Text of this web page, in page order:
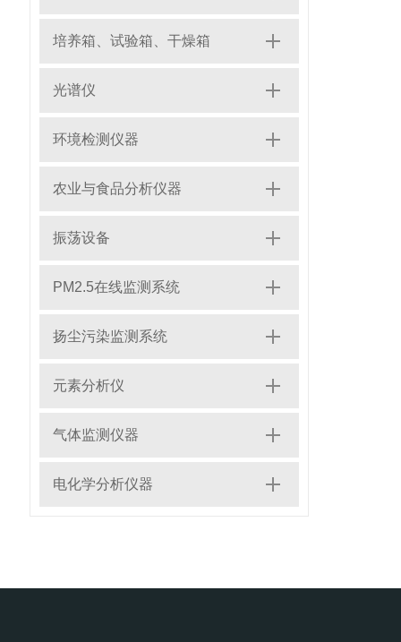
培养箱、试验箱、干燥箱
光谱仪
环境检测仪器
农业与食品分析仪器
振荡设备
PM2.5在线监测系统
扬尘污染监测系统
元素分析仪
气体监测仪器
电化学分析仪器